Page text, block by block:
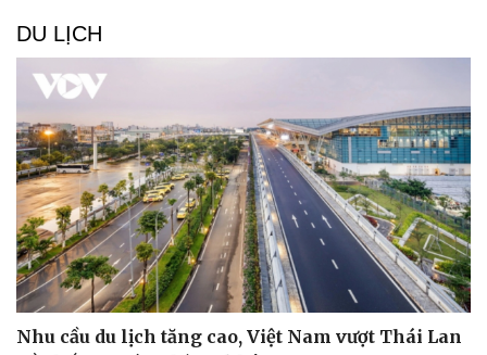
Doanh nghiệp
Thông tin doanh nghiệp
Doanh nghiệp 24h
Doanh nhân
Vì cộng đồng
Công nghệ
Sành điệu
Tin Công nghệ
Trải nghiệm
Chuyển đổi số
DU LỊCH
Nhu cầu du lịch tăng cao, Việt Nam vượt Thái Lan